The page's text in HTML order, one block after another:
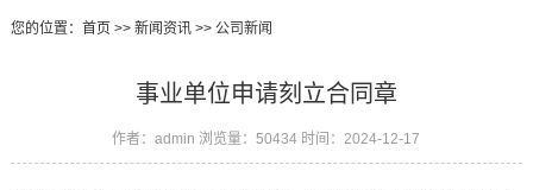
您的位置： 首页 >> 新闻资讯>> 公司新闻
事业单位申请刻立合同章
作者：admin 浏览量：50434 时间：2024-12-17